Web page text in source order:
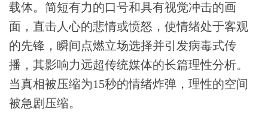
载体。简短有力的口号和具有视觉冲击的画
面，直击人心的悲情或愤怒，使情绪处于客观
的先锋，瞬间点燃立场选择并引发病毒式传
播，其影响力远超传统媒体的长篇理性分析。
当真相被压缩为15秒的情绪炸弹，理性的空间
被急剧压缩。